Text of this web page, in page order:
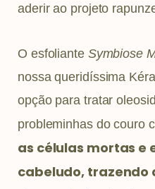
aderir ao projeto
O esfoliante Symbiose
nossa queridíssima
opção para tratar
probleminhas do couro
as células mortas e
cabeludo, trazendo